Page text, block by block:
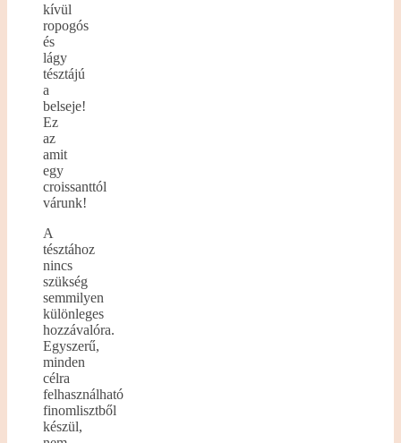
kívül
ropogós
és
lágy
tésztájú
a
belseje!
Ez
az
amit
egy
croissanttól
várunk!
A
tésztához
nincs
szükség
semmilyen
különleges
hozzávalóra.
Egyszerű,
minden
célra
felhasználható
finomlisztből
készül,